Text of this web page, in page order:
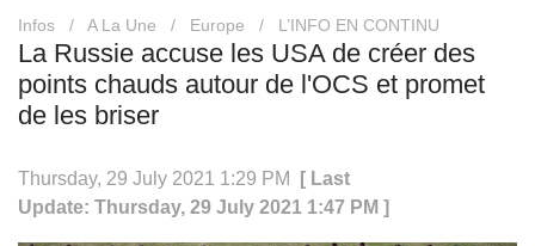
Infos / A La Une / Europe / L’INFO EN CONTINU
La Russie accuse les USA de créer des
points chauds autour de l'OCS et promet
de les briser
Thursday, 29 July 2021 1:29 PM
[ Last
Update: Thursday, 29 July 2021 1:47 PM ]